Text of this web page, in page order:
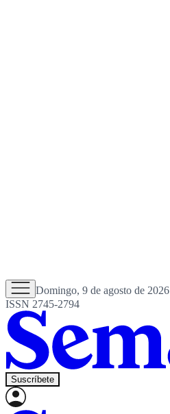
Domingo, 9 de agosto de 2026
ISSN 2745-2794
Suscríbete